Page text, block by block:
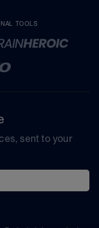
TOOLS
sent to your